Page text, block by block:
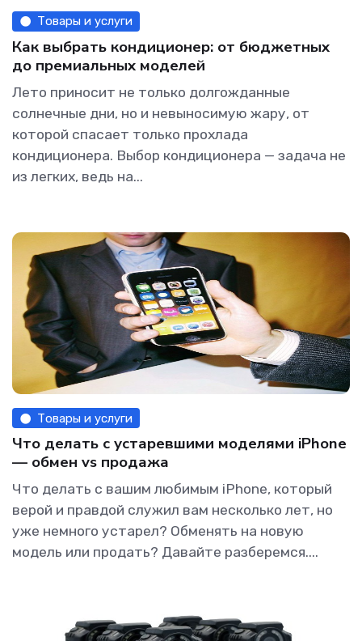
Товары и услуги
Как выбрать кондиционер: от бюджетных
до премиальных моделей
Лето приносит не только долгожданные
солнечные дни, но и невыносимую жару, от
которой спасает только прохлада
кондиционера. Выбор кондиционера — задача не
из легких, ведь на...
Товары и услуги
Что делать с устаревшими моделями iPhone
— обмен vs продажа
Что делать с вашим любимым iPhone, который
верой и правдой служил вам несколько лет, но
уже немного устарел? Обменять на новую
модель или продать? Давайте разберемся....